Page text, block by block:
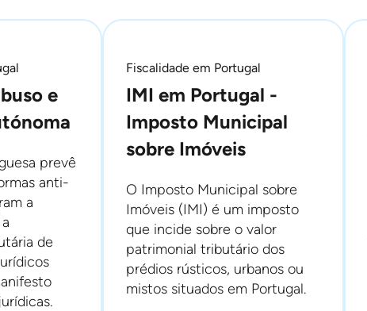
e
prevê
anti-
a
de
Fiscalidade em Portugal
IMI em Portugal -
Imposto Municipal
sobre Imóveis
O Imposto Municipal sobre
Imóveis (IMI) é um imposto
que incide sobre o valor
patrimonial tributário dos
prédios rústicos, urbanos ou
mistos situados em Portugal.